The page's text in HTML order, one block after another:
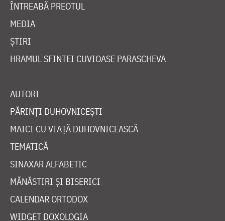
ÎNTREABĂ PREOTUL
MEDIA
ȘTIRI
HRAMUL SFINTEI CUVIOASE PARASCHEVA
AUTORI
PĂRINȚI DUHOVNICEȘTI
MAICI CU VIAȚĂ DUHOVNICEASCĂ
TEMATICĂ
SINAXAR ALFABETIC
MĂNĂSTIRI ȘI BISERICI
CALENDAR ORTODOX
WIDGET DOXOLOGIA